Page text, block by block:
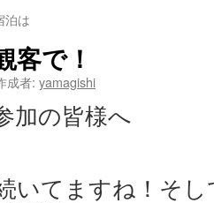
泊は
客で！
成者: yamagishi
加の皆様へ
いてますね！そ